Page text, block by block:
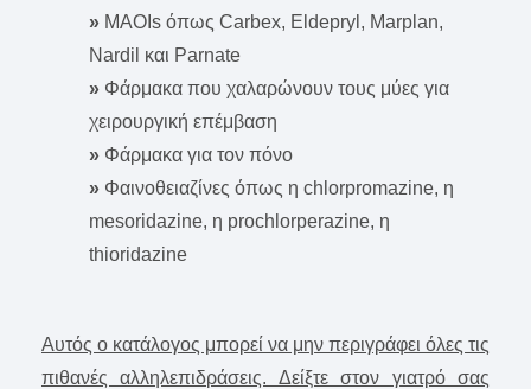
» MAOIs όπως Carbex, Eldepryl, Marplan,
Nardil και Parnate
» Φάρμακα που χαλαρώνουν τους μύες για
χειρουργική επέμβαση
» Φάρμακα για τον πόνο
» Φαινοθειαζίνες όπως η chlorpromazine, η
mesoridazine, η prochlorperazine, η
thioridazine
Αυτός ο κατάλογος μπορεί να μην περιγράφει όλες τις
πιθανές αλληλεπιδράσεις. Δείξτε στον γιατρό σας